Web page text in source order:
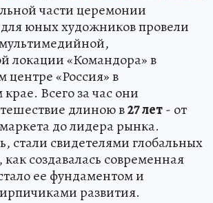
части церемонии
юных художников провели
локации «Командора» в
«Россия» в
Всего за час они
длиною в27 лет- от
до лидера рынка.
стали свидетелями глобальных
создавалась современная
ее фундаментом и
развития.